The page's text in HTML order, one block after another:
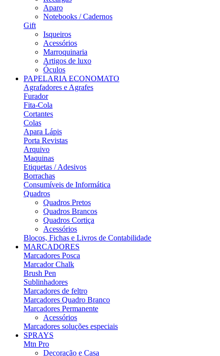
Aparo
Notebooks / Cadernos
Gift
Isqueiros
Acessórios
Marroquinaria
Artigos de luxo
Óculos
PAPELARIA ECONOMATO
Agrafadores e Agrafes
Furador
Fita-Cola
Cortantes
Colas
Apara Lápis
Porta Revistas
Arquivo
Maquinas
Etiquetas / Adesivos
Borrachas
Consumíveis de Informática
Quadros
Quadros Pretos
Quadros Brancos
Quadros Cortiça
Acessórios
Blocos, Fichas e Livros de Contabilidade
MARCADORES
Marcadores Posca
Marcador Chalk
Brush Pen
Sublinhadores
Marcadores de feltro
Marcadores Quadro Branco
Marcadores Permanente
Acessórios
Marcadores soluções especiais
SPRAYS
Mtn Pro
Decoração e Casa